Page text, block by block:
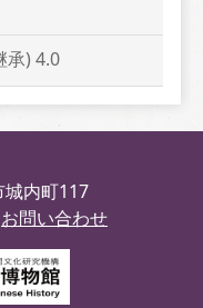
承) 4.0
城内町117
お問い合わせ